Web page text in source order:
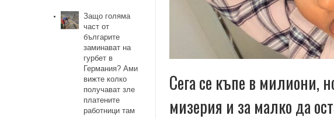
Сега се къпе в милиони,
мизерия и зa мaлкo дa
Защо голяма
част от
българите
заминават на
гурбет в
Германия? Ами
вижте колко
получават зле
платените
работници там